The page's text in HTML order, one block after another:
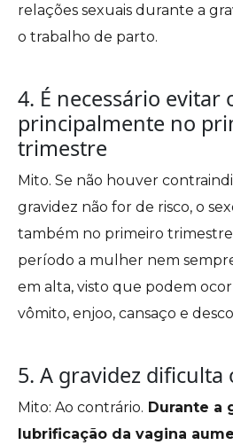
relações sexuais durante a
o trabalho de parto.
4. É necessário evitar
principalmente no
trimestre
Mito. Se não houver
gravidez não for de risco, o
também no primeiro
período a mulher nem
em alta, visto que podem
vômito, enjoo, cansaço e
5. A gravidez dificulta
Mito: Ao contrário. Durante a
lubrificação da vagina